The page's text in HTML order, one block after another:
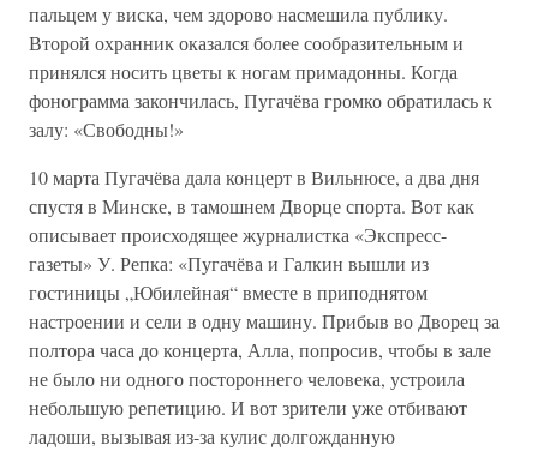
пальцем у виска, чем здорово насмешила публику.
Второй охранник оказался более сообразительным и
принялся носить цветы к ногам примадонны. Когда
фонограмма закончилась, Пугачёва громко обратилась к
залу: «Свободны!»
10 марта Пугачёва дала концерт в Вильнюсе, а два дня
спустя в Минске, в тамошнем Дворце спорта. Вот как
описывает происходящее журналистка «Экспресс-
газеты» У. Репка: «Пугачёва и Галкин вышли из
гостиницы „Юбилейная“ вместе в приподнятом
настроении и сели в одну машину. Прибыв во Дворец за
полтора часа до концерта, Алла, попросив, чтобы в зале
не было ни одного постороннего человека, устроила
небольшую репетицию. И вот зрители уже отбивают
ладоши, вызывая из-за кулис долгожданную